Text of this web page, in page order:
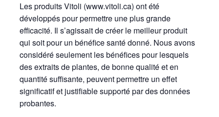
Les produits Vitoli (www.vitoli.ca) ont été
développés pour permettre une plus grande
efficacité. Il s’agissait de créer le meilleur produit
qui soit pour un bénéfice santé donné. Nous avons
considéré seulement les bénéfices pour lesquels
des extraits de plantes, de bonne qualité et en
quantité suffisante, peuvent permettre un effet
significatif et justifiable supporté par des données
probantes.